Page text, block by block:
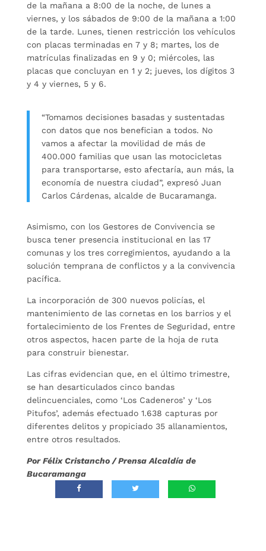
de la mañana a 8:00 de la noche, de lunes a
viernes, y los sábados de 9:00 de la mañana a 1:00
de la tarde. Lunes, tienen restricción los vehículos
con placas terminadas en 7 y 8; martes, los de
matrículas finalizadas en 9 y 0; miércoles, las
placas que concluyan en 1 y 2; jueves, los dígitos 3
y 4 y viernes, 5 y 6.
“Tomamos decisiones basadas y sustentadas
con datos que nos benefician a todos. No
vamos a afectar la movilidad de más de
400.000 familias que usan las motocicletas
para transportarse, esto afectaría, aun más, la
economía de nuestra ciudad”, expresó Juan
Carlos Cárdenas, alcalde de Bucaramanga.
Asimismo, con los Gestores de Convivencia se
busca tener presencia institucional en las 17
comunas y los tres corregimientos, ayudando a la
solución temprana de conflictos y a la convivencia
pacífica.
La incorporación de 300 nuevos policías, el
mantenimiento de las cornetas en los barrios y el
fortalecimiento de los Frentes de Seguridad, entre
otros aspectos, hacen parte de la hoja de ruta
para construir bienestar.
Las cifras evidencian que, en el último trimestre,
se han desarticulados cinco bandas
delincuenciales, como ‘Los Cadeneros’ y ‘Los
Pitufos’, además efectuado 1.638 capturas por
diferentes delitos y propiciado 35 allanamientos,
entre otros resultados.
Por Félix Cristancho / Prensa Alcaldía de
Bucaramanga